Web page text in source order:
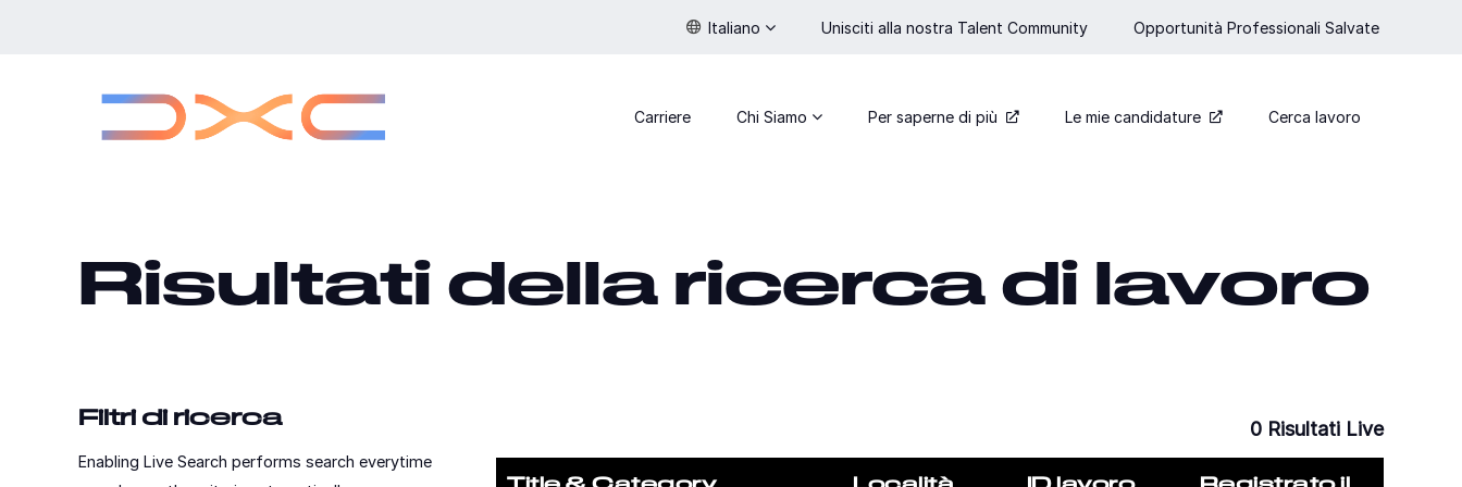
Italiano Unisciti alla nostra Talent Community Opportunità Professionali Salvate
Carriere Chi Siamo Per saperne di più Le mie candidature Cerca lavoro
Risultati della ricerca di lavoro
Filtri di ricerca
Enabling Live Search performs search everytime
0 Risultati Live